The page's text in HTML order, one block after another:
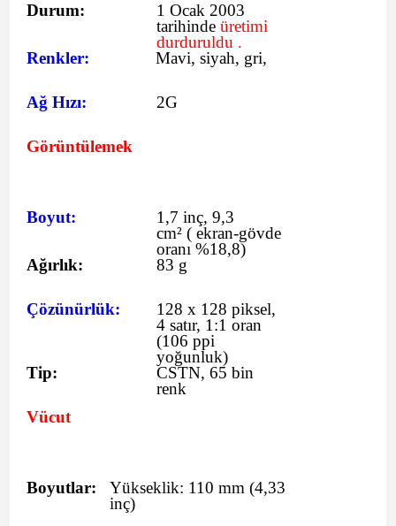
Durum:
1 Ocak 2003
tarihinde üretimi
durduruldu .
Renkler:
Mavi, siyah, gri,
Ağ Hızı: 2G
Görüntülemek
Boyut:
1,7 inç, 9,3
cm² ( ekran-gövde
oranı %18,8)
Ağırlık:
83 g
Çözünürlük:
128 x 128 piksel,
4 satır, 1:1 oran
(106 ppi
yoğunluk)
Tip:
CSTN, 65 bin
renk
Vücut
Boyutlar: Yükseklik: 110 mm (4,33
inç)